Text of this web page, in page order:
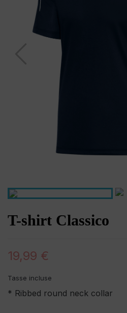
T-shirt Classico
19,99 €
Tasse incluse
* Ribbed round neck collar